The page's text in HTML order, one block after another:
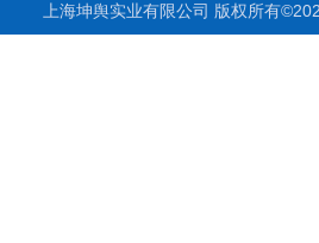
上海坤舆实业有限公司 版权所有